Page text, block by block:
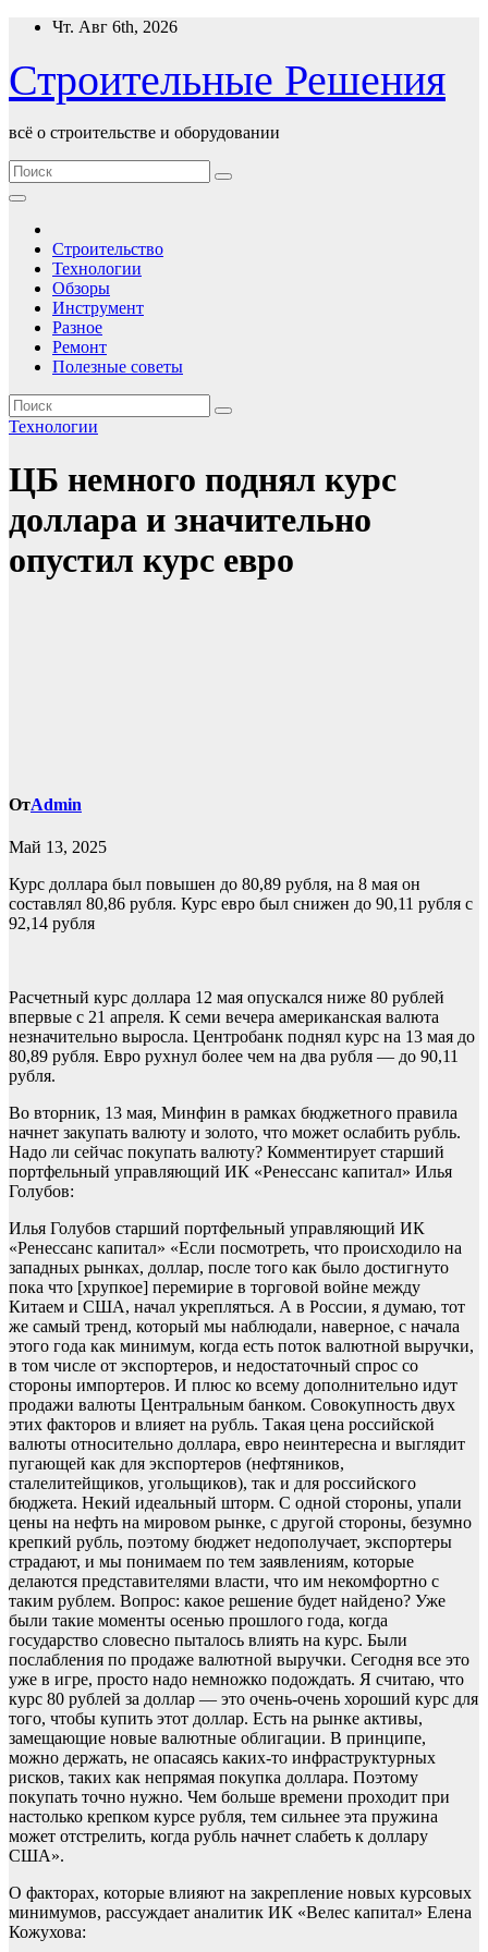
Перейти
содержимому
Чт. Авг 6th, 2026
Строительные Решения
всё о строительстве и оборудовании
Строительство
Технологии
Обзоры
Инструмент
Разное
Ремонт
Полезные советы
Технологии
ЦБ немного поднял курс
доллара и значительно
опустил курс евро
ОтAdmin
Май 13, 2025
Курс доллара был повышен до 80,89 рубля, на 8 мая он
составлял 80,86 рубля. Курс евро был снижен до 90,11 рубля с
92,14 рубля
Расчетный курс доллара 12 мая опускался ниже 80 рублей
впервые с 21 апреля. К семи вечера американская валюта
незначительно выросла. Центробанк поднял курс на 13 мая до
80,89 рубля. Евро рухнул более чем на два рубля — до 90,11
рубля.
Во вторник, 13 мая, Минфин в рамках бюджетного правила
начнет закупать валюту и золото, что может ослабить рубль.
Надо ли сейчас покупать валюту? Комментирует старший
портфельный управляющий ИК «Ренессанс капитал» Илья
Голубов:
Илья Голубов старший портфельный управляющий ИК
«Ренессанс капитал» «Если посмотреть, что происходило на
западных рынках, доллар, после того как было достигнуто
пока что [хрупкое] перемирие в торговой войне между
Китаем и США, начал укрепляться. А в России, я думаю, тот
же самый тренд, который мы наблюдали, наверное, с начала
этого года как минимум, когда есть поток валютной выручки,
в том числе от экспортеров, и недостаточный спрос со
стороны импортеров. И плюс ко всему дополнительно идут
продажи валюты Центральным банком. Совокупность двух
этих факторов и влияет на рубль. Такая цена российской
валюты относительно доллара, евро неинтересна и выглядит
пугающей как для экспортеров (нефтяников,
сталелитейщиков, угольщиков), так и для российского
бюджета. Некий идеальный шторм. С одной стороны, упали
цены на нефть на мировом рынке, с другой стороны, безумно
крепкий рубль, поэтому бюджет недополучает, экспортеры
страдают, и мы понимаем по тем заявлениям, которые
делаются представителями власти, что им некомфортно с
таким рублем. Вопрос: какое решение будет найдено? Уже
были такие моменты осенью прошлого года, когда
государство словесно пыталось влиять на курс. Были
послабления по продаже валютной выручки. Сегодня все это
уже в игре, просто надо немножко подождать. Я считаю, что
курс 80 рублей за доллар — это очень-очень хороший курс для
того, чтобы купить этот доллар. Есть на рынке активы,
замещающие новые валютные облигации. В принципе,
можно держать, не опасаясь каких-то инфраструктурных
рисков, таких как непрямая покупка доллара. Поэтому
покупать точно нужно. Чем больше времени проходит при
настолько крепком курсе рубля, тем сильнее эта пружина
может отстрелить, когда рубль начнет слабеть к доллару
США».
О факторах, которые влияют на закрепление новых курсовых
минимумов, рассуждает аналитик ИК «Велес капитал» Елена
Кожухова: